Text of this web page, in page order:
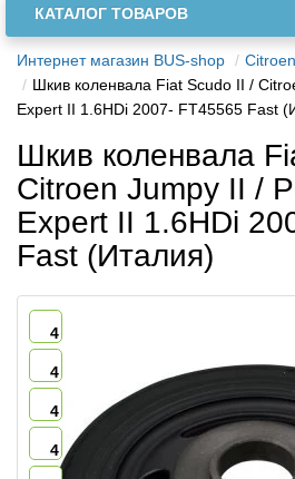
КАТАЛОГ ТОВАРОВ
Интернет магазин BUS-shop
Шкив коленвала Fiat Scudo II /
Expert II 1.6HDi 2007- FT45565 Fast
Шкив коленвала
Citroen Jumpy II /
Expert II 1.6HDi
Fast (Италия)
4
4
4
4